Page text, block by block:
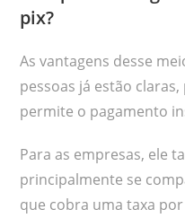
pix?
As vantagens desse
pessoas já estão
permite o pagamento
Para as empresas, ele
principalmente se
que cobra uma taxa